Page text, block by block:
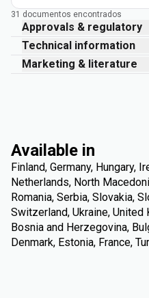
31 documentos encontrados
Approvals & regulatory
Technical information
Marketing & literature
Available in
Finland, Germany, Hungary,
Netherlands, North
Romania, Serbia, Slovakia,
Switzerland, Ukraine, United
Bosnia and Herzegovina,
Denmark, Estonia, France,